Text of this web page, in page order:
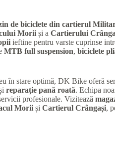
de biciclete din cartierul
Moriiși a Cartierului
ieftine pentru varste cuprinse
MTB full suspension, biciclete
în stare optimă, DK Bike oferă
reparație pană roată. Echipa
profesionale. Vizitează
Moriiși Cartierul Crângași,